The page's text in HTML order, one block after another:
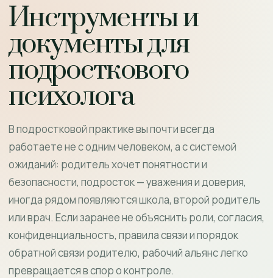
Инструменты и
документы для
подросткового
психолога
В подростковой практике вы почти всегда
работаете не с одним человеком, а с системой
ожиданий: родитель хочет понятности и
безопасности, подросток — уважения и доверия,
иногда рядом появляются школа, второй родитель
или врач. Если заранее не объяснить роли, согласия,
конфиденциальность, правила связи и порядок
обратной связи родителю, рабочий альянс легко
превращается в спор о контроле.